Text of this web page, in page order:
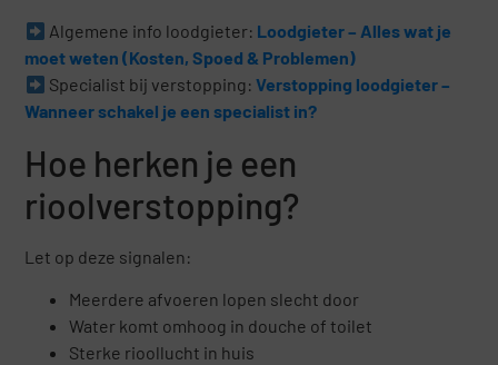
Algemene info loodgieter: Loodgieter – Alles wat je
moet weten (Kosten, Spoed & Problemen)
Specialist bij verstopping: Verstopping loodgieter –
Wanneer schakel je een specialist in?
Hoe herken je een
rioolverstopping?
Let op deze signalen:
Meerdere afvoeren lopen slecht door
Water komt omhoog in douche of toilet
Sterke rioollucht in huis